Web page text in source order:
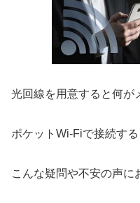
光回線を用意すると何が
ポケットWi-Fiで接続す
こんな疑問や不安の声に